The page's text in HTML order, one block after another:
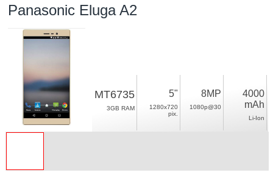
Panasonic Eluga A2
MT6735
3GB RAM
5"
1280x720
pix.
8MP
1080p@30
4000
mAh
Li-Ion